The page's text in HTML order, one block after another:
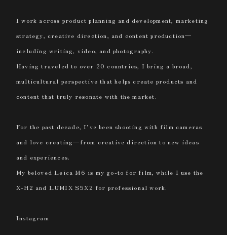
I work across product planning and development, marketing
strategy, creative direction, and content production—
including writing, video, and photography.
Having traveled to over 20 countries, I bring a broad,
multicultural perspective that helps create products and
content that truly resonate with the market.
For the past decade, I’ve been shooting with film cameras
and love creating—from creative direction to new ideas
and experiences.
My beloved Leica M6 is my go-to for film, while I use the
X-H2 and LUMIX S5X2 for professional work.
Instagram